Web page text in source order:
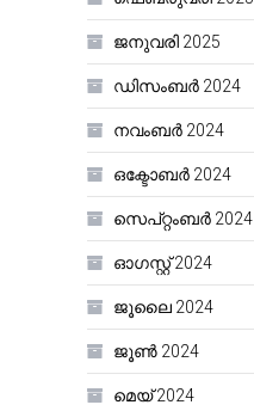
ജനുവരി 2025
ഡിസംബർ 2024
നവംബർ 2024
ഒക്ടോബർ 2024
സെപ്റ്റംബർ 2024
ഓഗസ്റ്റ്‌ 2024
ജൂലൈ 2024
ജൂൺ 2024
മെയ്‌ 2024